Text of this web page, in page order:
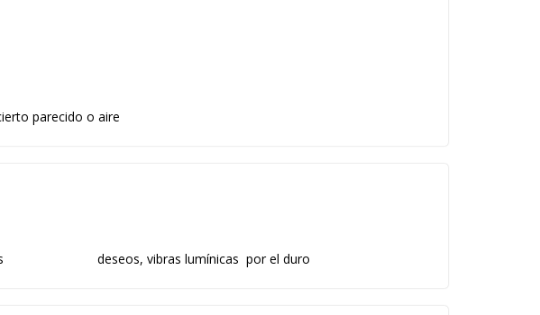
parecido o aire
deseos, vibras lumínicas por el duro